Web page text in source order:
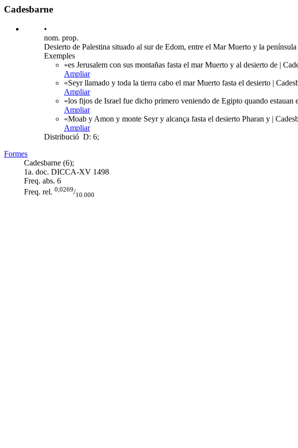
Cadesbarne
•
nom. prop.
Desierto de Palestina situado al sur de Edom, entre el Mar Muerto y la
Exemples
«es Jerusalem con sus montañas fasta el mar Muerto y al desierto de |
Ampliar
«Seyr llamado y toda la tierra cabo el mar Muerto fasta el desierto |
Ampliar
«los fijos de Israel fue dicho primero veniendo de Egipto quando
Ampliar
«Moab y Amon y monte Seyr y alcança fasta el desierto Pharan y |
Ampliar
Distribució D: 6;
Formes
Cadesbarne (6);
1a. doc. DICCA-XV 1498
Freq. abs. 6
Freq. rel. 0,0269/10.000